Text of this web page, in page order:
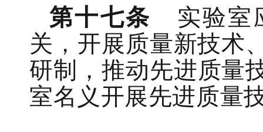
第十七条
实验室
关，开展质量新技术
研制 ， 推动先进质量
室名义开展先进质量